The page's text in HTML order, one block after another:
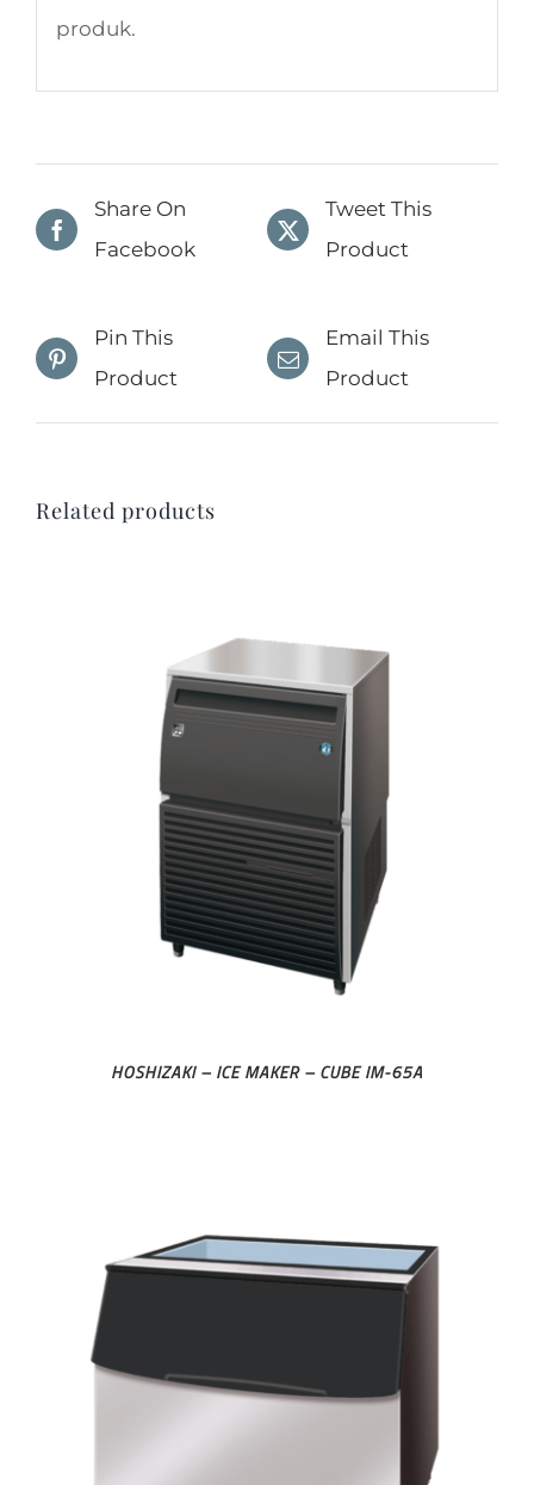
produk.
Share On
Facebook
Tweet This
Product
Pin This
Product
Email This
Product
Related products
HOSHIZAKI – ICE MAKER – CUBE IM-65A